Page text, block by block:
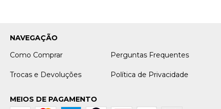
NAVEGAÇÃO
Como Comprar
Perguntas Frequentes
Trocas e Devoluções Política de Privacidade
MEIOS DE PAGAMENTO